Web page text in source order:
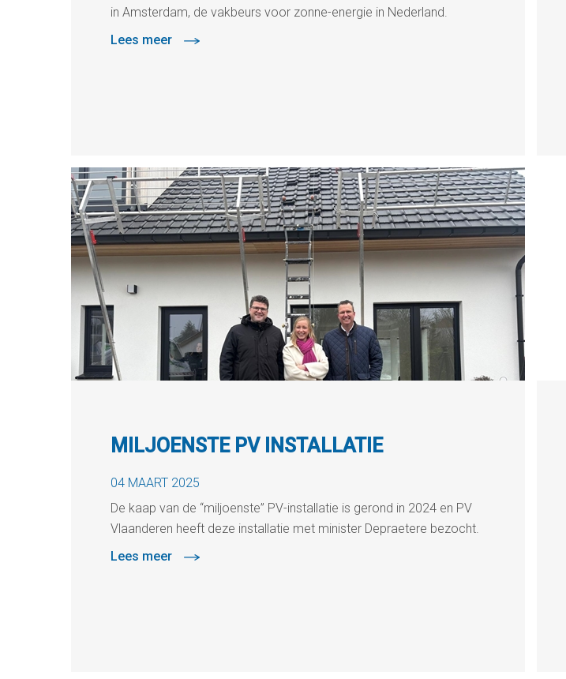
in Amsterdam, de vakbeurs voor zonne-energie in Nederland.
Lees meer
MILJOENSTE PV INSTALLATIE
04 MAART 2025
De kaap van de “miljoenste” PV-installatie is gerond in 2024 en PV
Vlaanderen heeft deze installatie met minister Depraetere bezocht.
Lees meer